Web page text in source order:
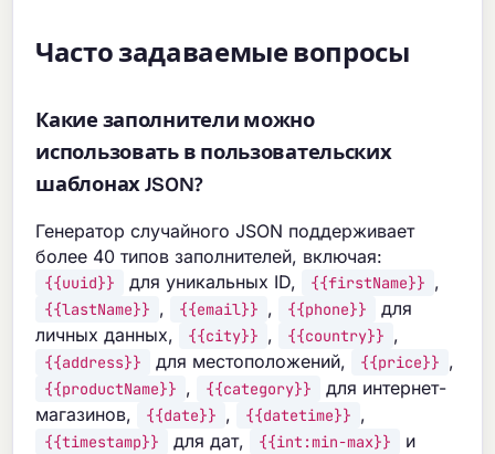
Часто задаваемые вопросы
Какие заполнители можно
использовать в пользовательских
шаблонах JSON?
Генератор случайного JSON поддерживает
более 40 типов заполнителей, включая:
{{uuid}} для уникальных ID, {{firstName}} ,
{{lastName}} , {{email}} , {{phone}}
для
личных данных,
{{city}} , {{country}} ,
{{address}} для местоположений, {{price}} ,
{{productName}} , {{category}}
для интернет-
магазинов,
{{date}} , {{datetime}} ,
{{timestamp}} для дат, {{int:min-max}} и